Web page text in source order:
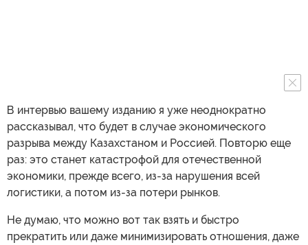
В интервью вашему изданию я уже неоднократно
рассказывал, что будет в случае экономического
разрыва между Казахстаном и Россией. Повторю еще
раз: это станет катастрофой для отечественной
экономики, прежде всего, из-за нарушения всей
логистики, а потом из-за потери рынков.
Не думаю, что можно вот так взять и быстро
прекратить или даже минимизировать отношения, даже